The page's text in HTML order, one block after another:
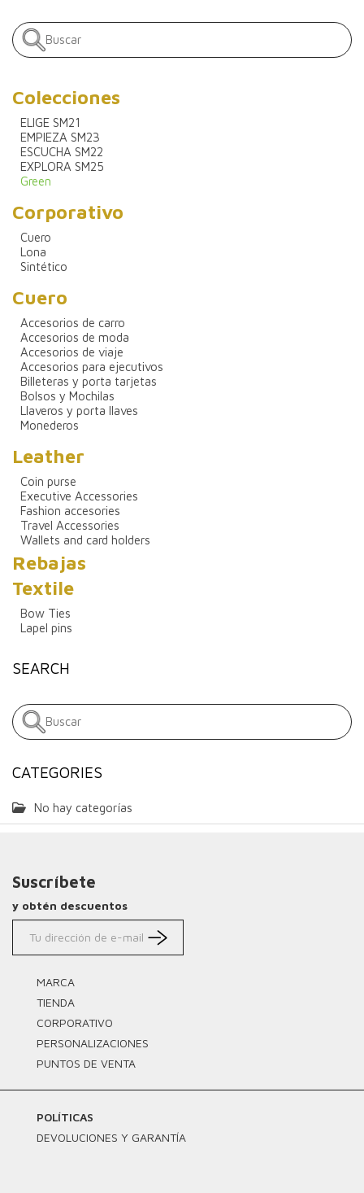
Colecciones
ELIGE SM21
EMPIEZA SM23
ESCUCHA SM22
EXPLORA SM25
Green
Corporativo
Cuero
Lona
Sintético
Cuero
Accesorios de carro
Accesorios de moda
Accesorios de viaje
Accesorios para ejecutivos
Billeteras y porta tarjetas
Bolsos y Mochilas
Llaveros y porta llaves
Monederos
Leather
Coin purse
Executive Accessories
Fashion accesories
Travel Accessories
Wallets and card holders
Rebajas
Textile
Bow Ties
Lapel pins
SEARCH
CATEGORIES
No hay categorías
Suscríbete
y obtén descuentos
MARCA
TIENDA
CORPORATIVO
PERSONALIZACIONES
PUNTOS DE VENTA
POLÍTICAS
DEVOLUCIONES Y GARANTÍA